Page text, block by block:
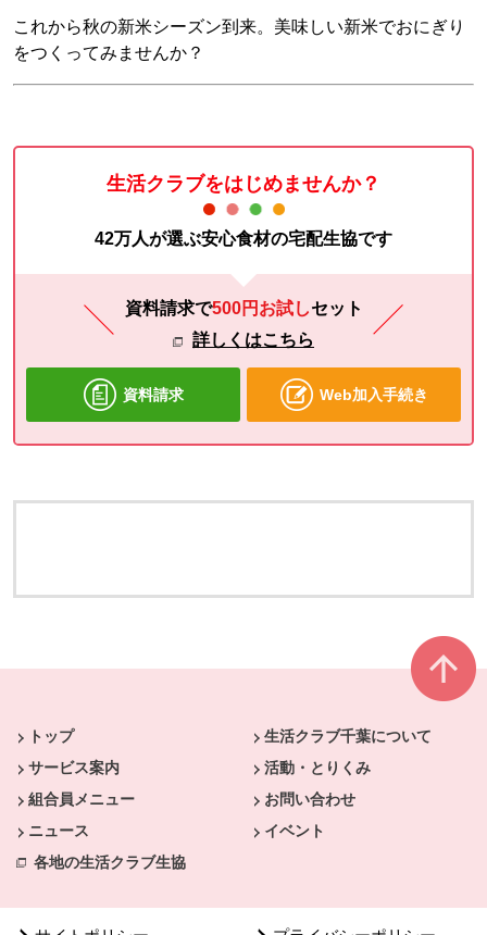
これから秋の新米シーズン到来。美味しい新米でおにぎり
をつくってみませんか？
生活クラブをはじめませんか？
42万人が選ぶ安心食材の宅配生協です
資料請求で500円お試しセット
詳しくはこちら
資料請求 Web加入手続き
トップ
生活クラブ千葉について
サービス案内
活動・とりくみ
組合員メニュー
お問い合わせ
ニュース
イベント
各地の生活クラブ生協